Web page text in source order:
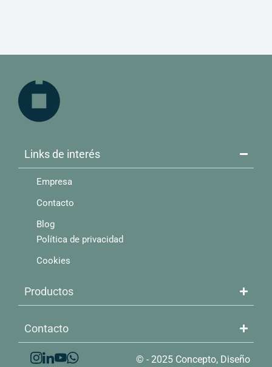
Links de interés​
Empresa
Contacto
Blog
Política de privacidad
Cookies
Productos​
Contacto​
© - 2025 Concepto, Diseño